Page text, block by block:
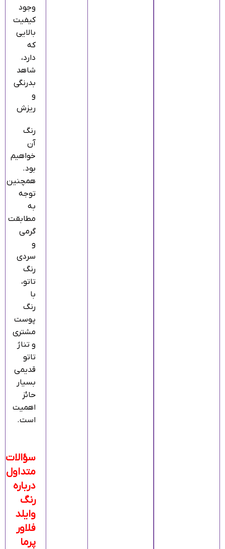
وجود
کیفیت
بالایی
که
دارد،
شاهد
بدرنگی
و
ریزش
رنگ
آن
خواهیم
بود.
همچنین
توجه
به
مطابقت
گرمی
و
سردی
رنگ
تاتو،
با
رنگ
پوست
مشتری
و تناژ
تاتو
قدیمی
بسیار
حائز
اهمیت
است.
سؤالات
متداول
درباره
رنگ
وایلد
فلاور
پرما